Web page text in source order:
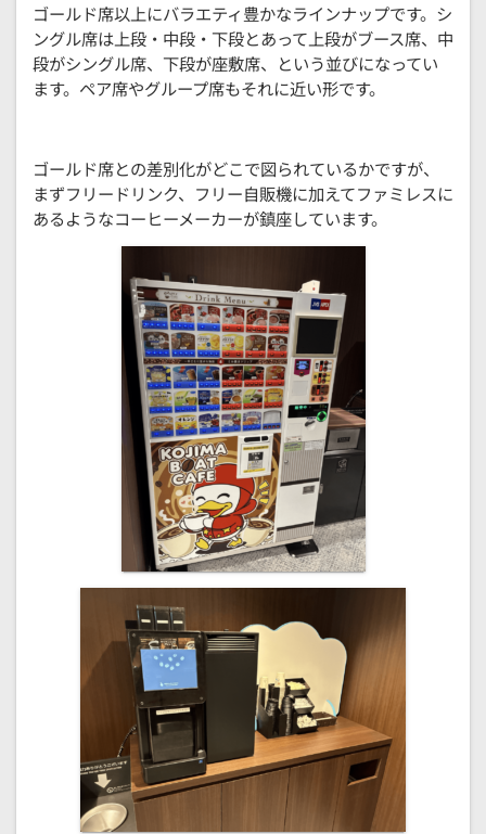
ゴールド席以上にバラエティ豊かなラインナップです。シ
ングル席は上段・中段・下段とあって上段がブース席、中
段がシングル席、下段が座敷席、という並びになってい
ます。ペア席やグループ席もそれに近い形です。
ゴールド席との差別化がどこで図られているかですが、
まずフリードリンク、フリー自販機に加えてファミレスに
あるようなコーヒーメーカーが鎮座しています。